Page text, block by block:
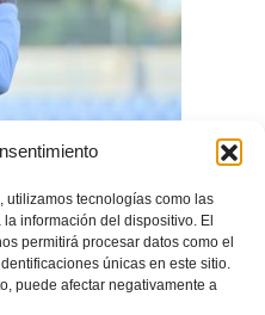
utilizamos tecnologías como las
información del dispositivo. El
permitirá procesar datos como el
únicas en este sitio.
puede afectar negativamente a
los 18 jugadores convocados por
en Burriana